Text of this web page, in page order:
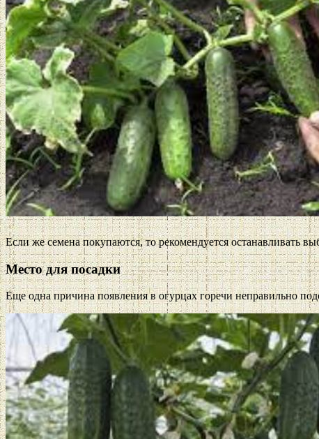
Если же семена покупаются, то рекомендуется останавливать
Место для посадки
Еще одна причина появления в огурцах горечи неправильно